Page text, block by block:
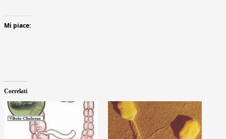
Mi piace:
Correlati